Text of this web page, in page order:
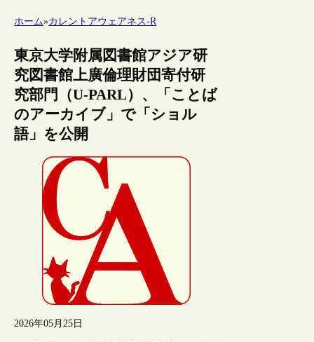
ホーム»カレントアウェアネス-R
東京大学附属図書館アジア研
究図書館上廣倫理財団寄付研
究部門（U-PARL）、「ことば
のアーカイブ」で「ショル
語」を公開
2026年05月25日